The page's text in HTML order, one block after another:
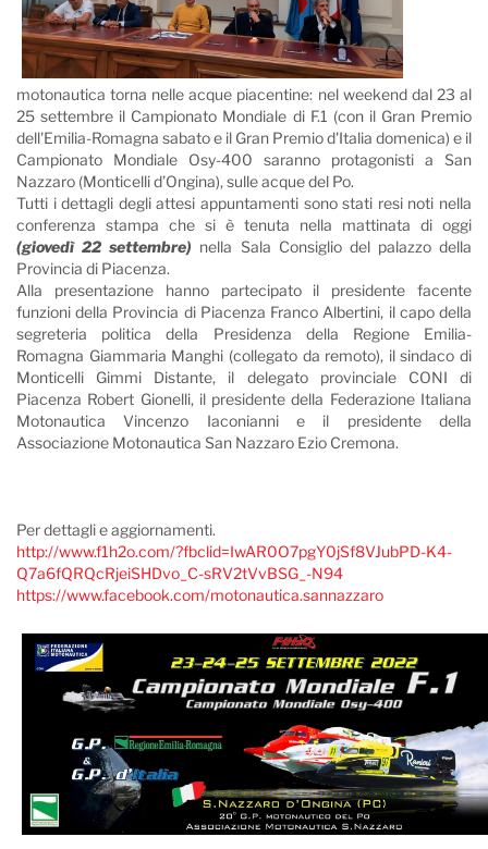
motonautica torna nelle acque piacentine: nel weekend dal 23 al
25 settembre il Campionato Mondiale di F.1 (con il Gran Premio
dell'Emilia-Romagna sabato e il Gran Premio d'Italia domenica) e il
Campionato Mondiale Osy-400 saranno protagonisti a San
Nazzaro (Monticelli d’Ongina), sulle acque del Po.
Tutti i dettagli degli attesi appuntamenti sono stati resi noti nella
conferenza stampa che si è tenuta nella mattinata di oggi
(giovedì 22 settembre) nella Sala Consiglio del palazzo della
Provincia di Piacenza.
Alla presentazione hanno partecipato il presidente facente
funzioni della Provincia di Piacenza Franco Albertini, il capo della
segreteria politica della Presidenza della Regione Emilia-
Romagna Giammaria Manghi (collegato da remoto), il sindaco di
Monticelli Gimmi Distante, il delegato provinciale CONI di
Piacenza Robert Gionelli, il presidente della Federazione Italiana
Motonautica Vincenzo Iaconianni e il presidente della
Associazione Motonautica San Nazzaro Ezio Cremona.
Per dettagli e aggiornamenti.
http://www.f1h2o.com/?fbclid=IwAR0O7pgY0jSf8VJubPD-K4-
Q7a6fQRQcRjeiSHDvo_C-sRV2tVvBSG_-N94
https://www.facebook.com/motonautica.sannazzaro